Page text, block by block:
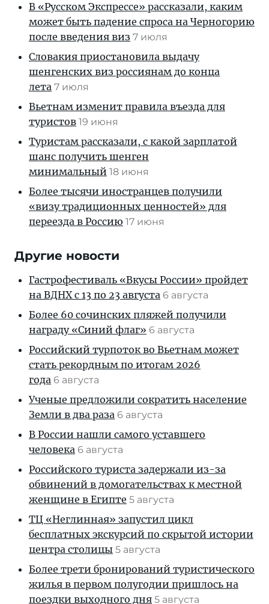
В «Русском Экспрессе» рассказали, каким
может быть падение спроса на Черногорию
после введения виз 7 июля
Словакия приостановила выдачу
шенгенских виз россиянам до конца
лета 7 июля
Вьетнам изменит правила въезда для
туристов 19 июня
Туристам рассказали, с какой зарплатой
шанс получить шенген
минимальный 18 июня
Более тысячи иностранцев получили
«визу традиционных ценностей» для
переезда в Россию 17 июня
Другие новости
Гастрофестиваль «Вкусы России» пройдет
на ВДНХ с 13 по 23 августа 6 августа
Более 60 сочинских пляжей получили
награду «Синий флаг» 6 августа
Российский турпоток во Вьетнам может
стать рекордным по итогам 2026
года 6 августа
Ученые предложили сократить население
Земли в два раза 6 августа
В России нашли самого уставшего
человека 6 августа
Российского туриста задержали из-за
обвинений в домогательствах к местной
женщине в Египте 5 августа
ТЦ «Неглинная» запустил цикл
бесплатных экскурсий по скрытой истории
центра столицы 5 августа
Более трети бронирований туристического
жилья в первом полугодии пришлось на
поездки выходного дня 5 августа